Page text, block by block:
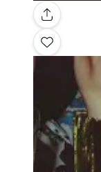
Galleria